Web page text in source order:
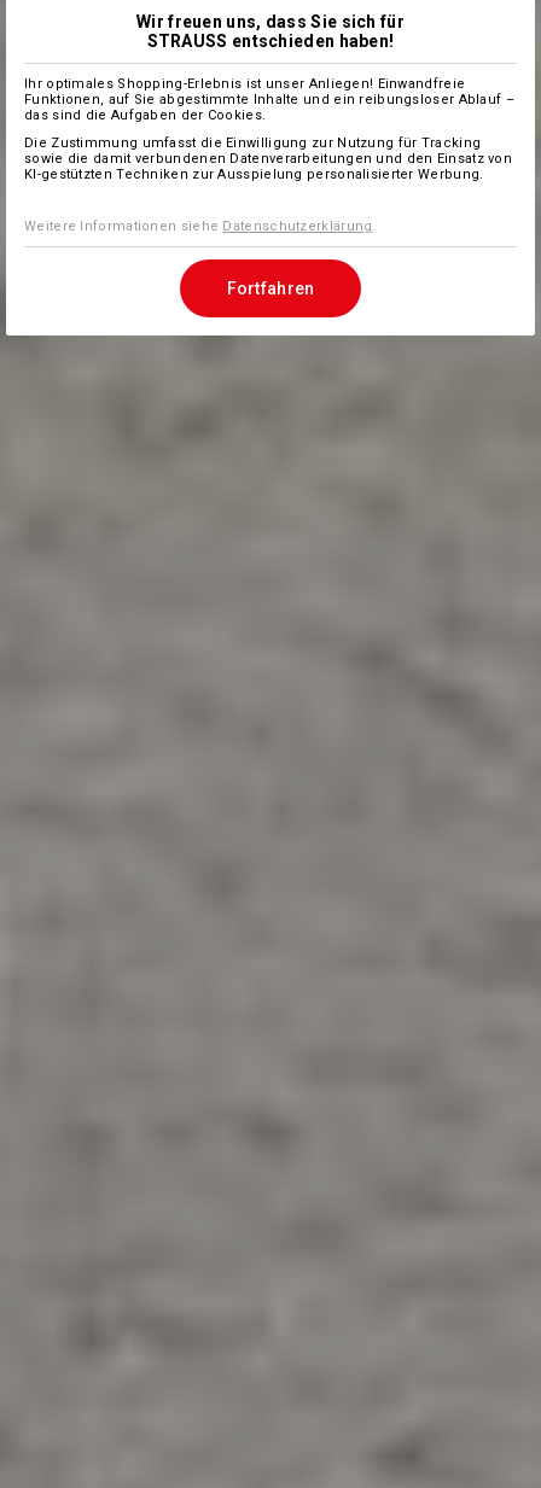
Wir freuen uns, dass Sie sich für
STRAUSS entschieden haben!
Ihr optimales Shopping-Erlebnis ist unser Anliegen! Einwandfreie
Funktionen, auf Sie abgestimmte Inhalte und ein reibungsloser Ablauf –
das sind die Aufgaben der Cookies.
Die Zustimmung umfasst die Einwilligung zur Nutzung für Tracking
sowie die damit verbundenen Datenverarbeitungen und den Einsatz von
KI-gestützten Techniken zur Ausspielung personalisierter Werbung.
Weitere Informationen siehe Datenschutzerklärung
Fortfahren